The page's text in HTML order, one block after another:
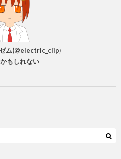
ム(@electric_clip)
もしれない